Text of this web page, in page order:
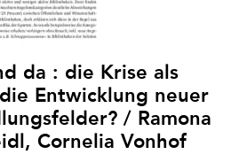
da : die Krise als
Entwicklung neuer
/ Ramona
Cornelia Vonhof